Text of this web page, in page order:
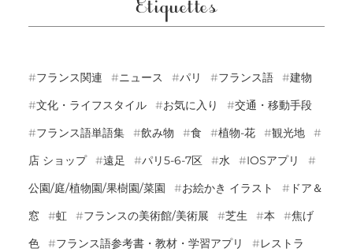
Étiquettes
フランス関連 ニュース パリ フランス語
建物
文化・ライフスタイル
お気に入り
交通・移動手段
フランス語単語集
飲み物 食 植物-花
観光地
店 ショップ
遠足 パリ5-6-7区 水
IOSアプリ
公園/庭/植物園/果樹園/菜園
お絵かき イラスト
ドア＆
窓
虹 フランスの美術館/美術展 芝生 本
焦げ
色
フランス語参考書・教材・学習アプリ
レストラ